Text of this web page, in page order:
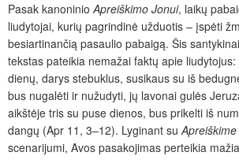
Pasak kanoninioApreiškimo Jonui, laikų
liudytojai, kurių pagrindinė užduotis – įspėti
besiartinančią pasaulio pabaigą. Šis
tekstas pateikia nemažai faktų apie
dienų, darys stebuklus, susikaus su iš
bus nugalėti ir nužudyti, jų lavonai gulės
aikštėje tris su puse dienos, bus prikelti iš
dangų (Apr 11, 3–12). Lyginant su
scenarijumi, Avos pasakojimas perteikia